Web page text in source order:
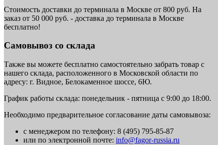
Стоимость доставки до терминала в Москве от 800 руб. На
заказ от 50 000 руб. - доставка до терминала в Москве
бесплатно!
Самовывоз со склада
Также вы можете бесплатно самостоятельно забрать товар с
нашего склада, расположенного в Московской области по
адресу: г. Видное, Белокаменное шоссе, 6Ю.
График работы склада: понедельник - пятница с 9:00 до 18:00.
Необходимо предварительное согласование даты самовывоза:
с менеджером по телефону: 8 (495) 795-85-87
или по электронной почте: info@fagor-russia.ru